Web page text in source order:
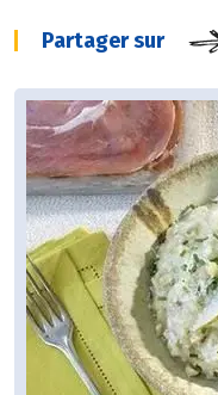
Partager sur